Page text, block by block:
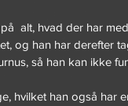
alt, hvad der har
og han har derefter
så han kan ikke
hvilket han også har